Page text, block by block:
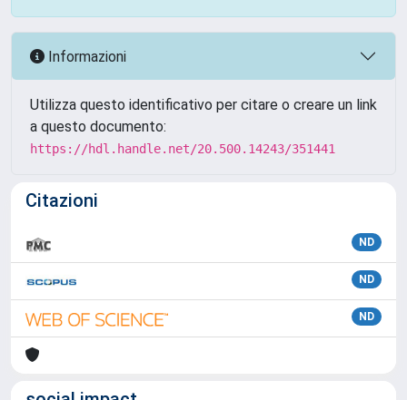
Informazioni
Utilizza questo identificativo per citare o creare un link
a questo documento:
https://hdl.handle.net/20.500.14243/351441
Citazioni
ND
ND
ND